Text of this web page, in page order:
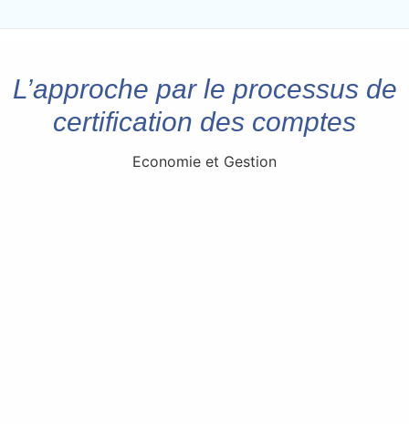
L’approche par le processus de
certification des comptes
Economie et Gestion